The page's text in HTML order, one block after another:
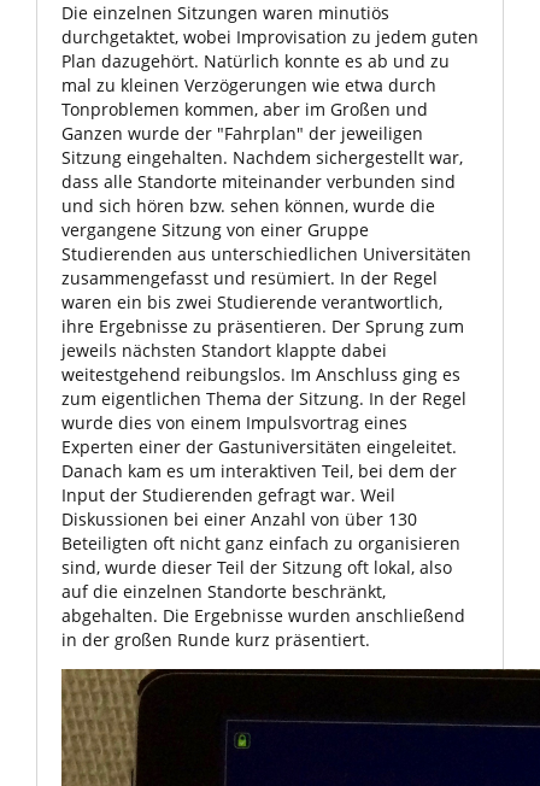
Die einzelnen Sitzungen waren minutiös
durchgetaktet, wobei Improvisation zu jedem guten
Plan dazugehört. Natürlich konnte es ab und zu
mal zu kleinen Verzögerungen wie etwa durch
Tonproblemen kommen, aber im Großen und
Ganzen wurde der "Fahrplan" der jeweiligen
Sitzung eingehalten. Nachdem sichergestellt war,
dass alle Standorte miteinander verbunden sind
und sich hören bzw. sehen können, wurde die
vergangene Sitzung von einer Gruppe
Studierenden aus unterschiedlichen Universitäten
zusammengefasst und resümiert. In der Regel
waren ein bis zwei Studierende verantwortlich,
ihre Ergebnisse zu präsentieren. Der Sprung zum
jeweils nächsten Standort klappte dabei
weitestgehend reibungslos. Im Anschluss ging es
zum eigentlichen Thema der Sitzung. In der Regel
wurde dies von einem Impulsvortrag eines
Experten einer der Gastuniversitäten eingeleitet.
Danach kam es um interaktiven Teil, bei dem der
Input der Studierenden gefragt war. Weil
Diskussionen bei einer Anzahl von über 130
Beteiligten oft nicht ganz einfach zu organisieren
sind, wurde dieser Teil der Sitzung oft lokal, also
auf die einzelnen Standorte beschränkt,
abgehalten. Die Ergebnisse wurden anschließend
in der großen Runde kurz präsentiert.